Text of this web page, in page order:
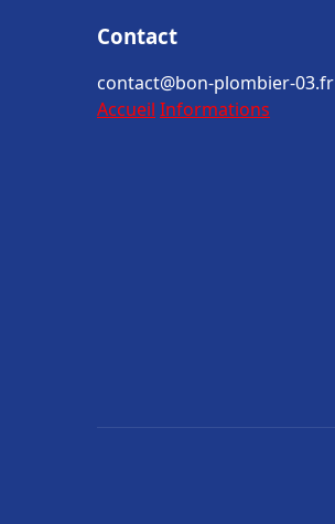
Contact
contact@bon-plombier-03.fr
Accueil Informations